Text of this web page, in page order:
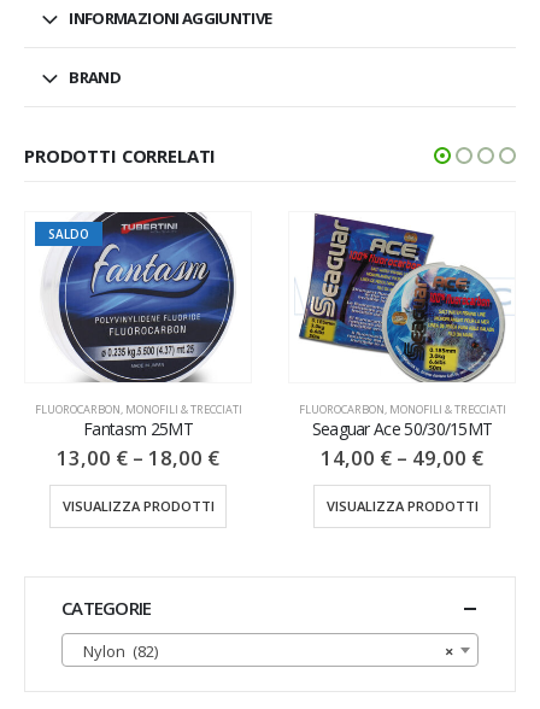
INFORMAZIONI AGGIUNTIVE
BRAND
PRODOTTI CORRELATI
FLUOROCARBON, MONOFILI & TRECCIATI
Seaguar Ace 50/30/15MT
14,00 € – 49,00 €
VISUALIZZA PRODOTTI
FLUOROCARBON, MONOFILI & TRECCIATI
Big Catch 150MT
8,00 €– 28,00 €
VISUALIZZA PRODOTTI
CATEGORIE
×
Nylon (82)